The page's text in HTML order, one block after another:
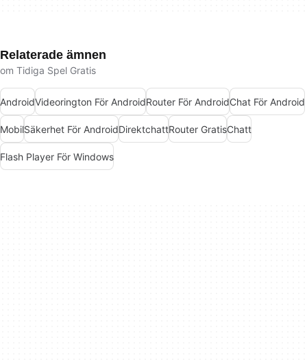
Relaterade ämnen
om Tidiga Spel Gratis
AndroidVideorington För AndroidRouter För AndroidChat För Android
MobilSäkerhet För AndroidDirektchattRouter GratisChatt
Flash Player För Windows